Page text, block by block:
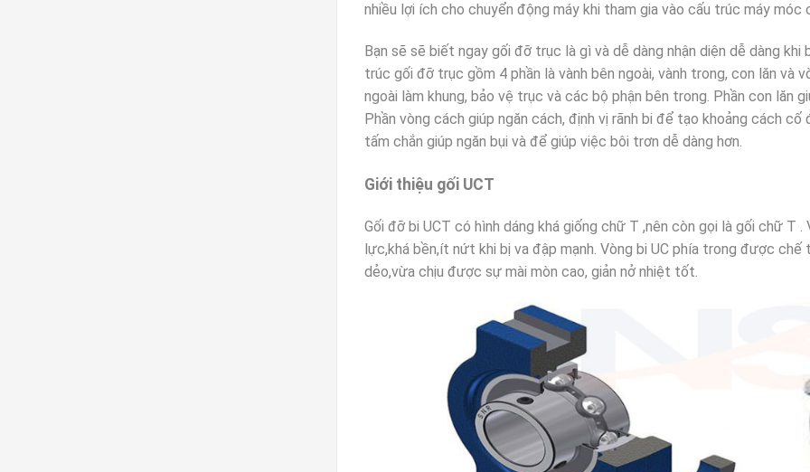
nhiều lợi ích cho chuyển động máy khi tham gia vào cấu trúc máy móc
Bạn sẽ sẽ biết ngay gối đỡ trục là gì và dễ dàng nhận diện dễ dàng
trúc gối đỡ trục gồm 4 phần là vành bên ngoài, vành trong, con lăn và
ngoài làm khung, bảo vệ trục và các bộ phận bên trong. Phần con lăn
Phần vòng cách giúp ngăn cách, định vị rãnh bi để tạo khoảng cách
tấm chắn giúp ngăn bụi và để giúp việc bôi trơn dễ dàng hơn.
Giới thiệu gối UCT
Gối đỡ bi UCT có hình dáng khá giống chữ T ,nên còn gọi là gối chữ T
lực,khá bền,ít nứt khi bị va đập mạnh. Vòng bi UC phía trong được
dẻo,vừa chịu được sự mài mòn cao, giản nở nhiệt tốt.